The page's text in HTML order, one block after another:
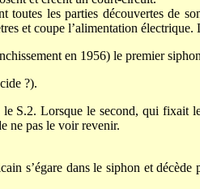
les parties découvertes de
et coupe l’alimentation
en 1956) le premier
?).
S.2. Lorsque le second, qui fixait
ne pas le voir revenir.
s’égare dans le siphon et